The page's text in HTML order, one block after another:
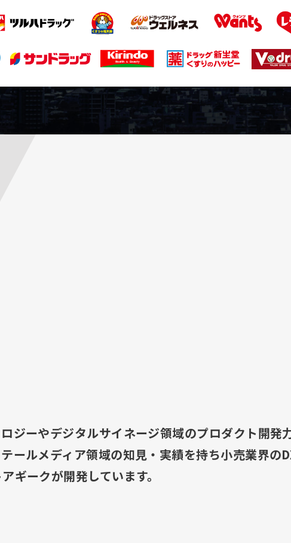
ジーやデジタルサイネージ領域のプロダクト開発
ールメディア領域の知見・実績を持ち小売業界の
ギークが開発しています。